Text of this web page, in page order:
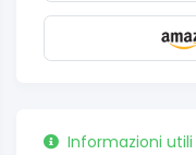
Informazioni utili